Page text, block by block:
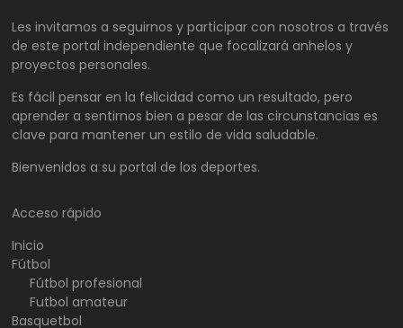
Les invitamos a seguirnos y participar con nosotros a través
de este portal independiente que focalizará anhelos y
proyectos personales.
Es fácil pensar en la felicidad como un resultado, pero
aprender a sentirnos bien a pesar de las circunstancias es
clave para mantener un estilo de vida saludable.
Bienvenidos a su portal de los deportes.
Acceso rápido
Inicio
Fútbol
Fútbol profesional
Futbol amateur
Basquetbol